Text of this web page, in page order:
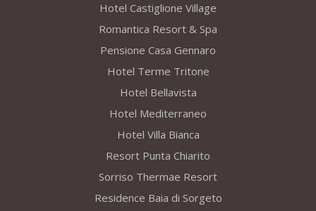
Hotel Castiglione Village
Romantica Resort & Spa
Pensione Casa Gennaro
Hotel Terme Tritone
Hotel Bellavista
Hotel Mediterraneo
Hotel Villa Bianca
Resort Punta Chiarito
Sorriso Thermae Resort
Residence Baia di Sorgeto